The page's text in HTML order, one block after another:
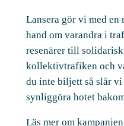
Lansera gör vi med en
hand om varandra i
resenärer till
kollektivtrafiken och
du inte biljett så slår
synliggöra hotet
Läs mer om kampanjen